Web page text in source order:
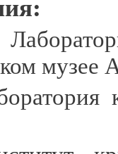
музее